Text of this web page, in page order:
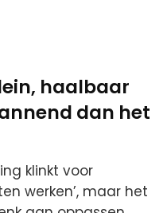
haalbaar
dan het
klinkt voor
werken’, maar het